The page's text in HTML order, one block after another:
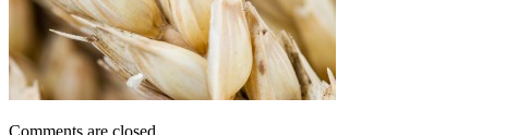
Comments are closed.